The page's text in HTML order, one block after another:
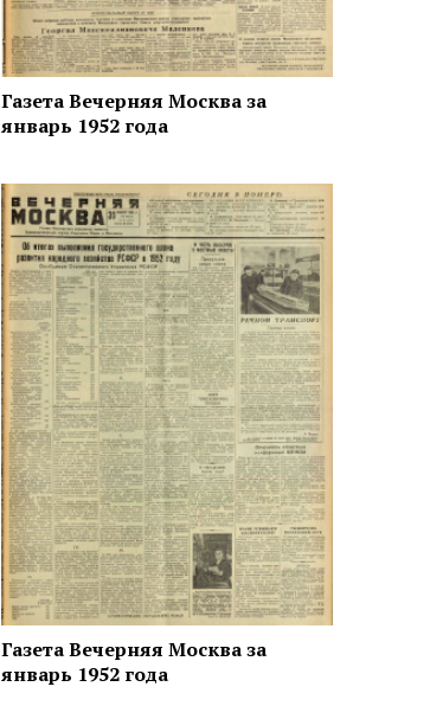
Газета Вечерняя Москва за
январь 1952 года
Газета Вечерняя Москва за
январь 1952 года